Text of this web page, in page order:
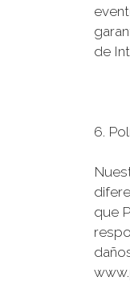
de
6.
que